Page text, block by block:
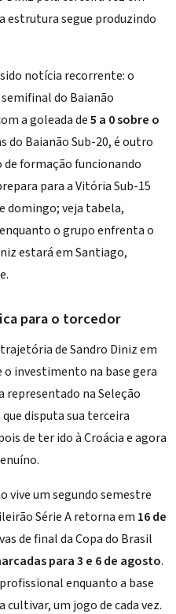
estrutura segue produzindo
notícia recorrente: o
do Baianão
a goleada de5 a 0 sobre o
do Baianão Sub-20, é outro
formação funcionando
para aVitória Sub-15
domingo; veja tabela,
o grupo enfrenta o
estará em Santiago,
para o torcedor
de Sandro Diniz em
o investimento na base gera
representado na Seleção
disputa sua terceira
de ter ido à Croácia e agora
vive um segundo semestre
Série A retorna em 16 de
de final da Copa do Brasil
para 3 e 6 de agosto.
enquanto a base
um jogo de cada vez.